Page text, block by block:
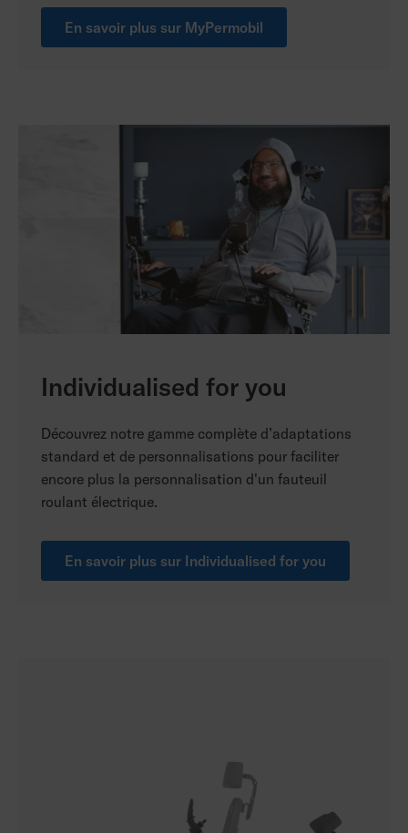
En savoir plus sur MyPermobil
Individualised for you
Découvrez notre gamme complète d’adaptations
standard et de personnalisations pour faciliter
encore plus la personnalisation d'un fauteuil
roulant électrique.
En savoir plus sur Individualised for you